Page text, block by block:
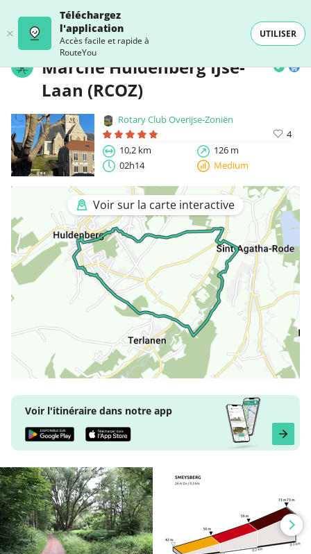
Téléchargez
l'application
Accès facile et rapide à
RouteYou
UTILISER
Marche Huldenberg IJse-
Laan (RCOZ)
Rotary Club Overijse-Zoniën
4
10,2 km
126 m
02h14
Medium
Voir sur la carte interactive
Voir l'itinéraire dans notre app